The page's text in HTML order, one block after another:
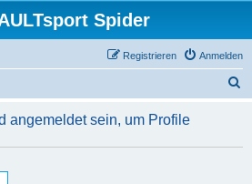
Spider
Anmelden
Registrieren
h
angemeldet sein, um Profile